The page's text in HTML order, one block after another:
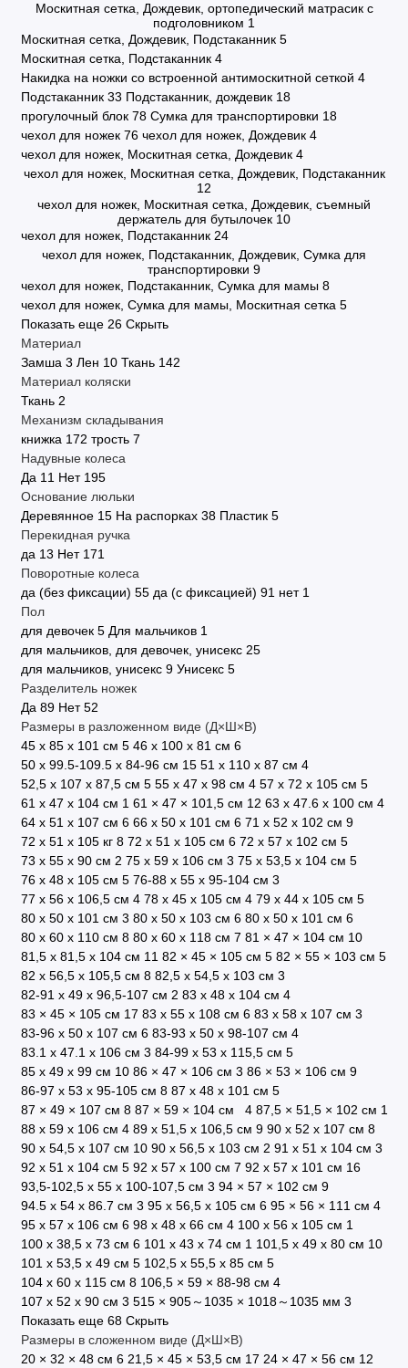
Москитная сетка, Дождевик, ортопедический матрасик с
подголовником 1
Москитная сетка, Дождевик, Подстаканник 5
Москитная сетка, Подстаканник 4
Накидка на ножки со встроенной антимоскитной сеткой 4
Подстаканник 33 Подстаканник, дождевик 18
прогулочный блок 78 Сумка для транспортировки 18
чехол для ножек 76 чехол для ножек, Дождевик 4
чехол для ножек, Москитная сетка, Дождевик 4
чехол для ножек, Москитная сетка, Дождевик, Подстаканник
12
чехол для ножек, Москитная сетка, Дождевик, съемный
держатель для бутылочек 10
чехол для ножек, Подстаканник 24
чехол для ножек, Подстаканник, Дождевик, Сумка для
транспортировки 9
чехол для ножек, Подстаканник, Сумка для мамы 8
чехол для ножек, Сумка для мамы, Москитная сетка 5
Показать еще 26 Скрыть
Материал
Замша 3 Лен 10 Ткань 142
Материал коляски
Ткань 2
Механизм складывания
книжка 172 трость 7
Надувные колеса
Да 11 Нет 195
Основание люльки
Деревянное 15 На распорках 38 Пластик 5
Перекидная ручка
да 13 Нет 171
Поворотные колеса
да (без фиксации) 55 да (с фиксацией) 91 нет 1
Пол
для девочек 5 Для мальчиков 1
для мальчиков, для девочек, унисекс 25
для мальчиков, унисекс 9 Унисекс 5
Разделитель ножек
Да 89 Нет 52
Размеры в разложенном виде (Д×Ш×В)
45 х 85 х 101 см 5 46 х 100 х 81 см 6
50 x 99.5-109.5 x 84-96 см 15 51 x 110 x 87 см 4
52,5 x 107 x 87,5 см 5 55 x 47 x 98 см 4 57 х 72 х 105 см 5
61 х 47 х 104 см 1 61 × 47 × 101,5 см 12 63 х 47.6 х 100 см 4
64 x 51 x 107 см 6 66 х 50 х 101 см 6 71 х 52 х 102 см 9
72 x 51 x 105 кг 8 72 x 51 x 105 см 6 72 х 57 х 102 см 5
73 х 55 х 90 см 2 75 x 59 x 106 см 3 75 х 53,5 х 104 см 5
76 х 48 х 105 см 5 76-88 х 55 х 95-104 см 3
77 х 56 х 106,5 см 4 78 x 45 x 105 см 4 79 х 44 х 105 см 5
80 x 50 x 101 см 3 80 x 50 x 103 см 6 80 х 50 х 101 см 6
80 х 60 х 110 см 8 80 х 60 х 118 см 7 81 × 47 × 104 см 10
81,5 x 81,5 x 104 см 11 82 × 45 × 105 см 5 82 × 55 × 103 см 5
82 х 56,5 х 105,5 см 8 82,5 х 54,5 х 103 см 3
82-91 х 49 х 96,5-107 см 2 83 x 48 x 104 см 4
83 × 45 × 105 см 17 83 х 55 х 108 см 6 83 х 58 х 107 см 3
83-96 х 50 х 107 см 6 83-93 х 50 х 98-107 см 4
83.1 x 47.1 x 106 cм 3 84-99 х 53 х 115,5 см 5
85 x 49 x 99 см 10 86 × 47 × 106 см 3 86 × 53 × 106 см 9
86-97 х 53 х 95-105 см 8 87 x 48 x 101 см 5
87 × 49 × 107 см 8 87 × 59 × 104 см 4 87,5 × 51,5 × 102 см 1
88 х 59 х 106 см 4 89 х 51,5 х 106,5 см 9 90 x 52 x 107 см 8
90 х 54,5 х 107 см 10 90 х 56,5 х 103 см 2 91 х 51 х 104 см 3
92 х 51 х 104 см 5 92 х 57 х 100 см 7 92 х 57 х 101 см 16
93,5-102,5 х 55 х 100-107,5 см 3 94 × 57 × 102 см 9
94.5 x 54 х 86.7 см 3 95 x 56,5 x 105 см 6 95 × 56 × 111 см 4
95 х 57 х 106 см 6 98 х 48 х 66 см 4 100 х 56 х 105 см 1
100 х 38,5 х 73 см 6 101 х 43 х 74 см 1 101,5 х 49 x 80 см 10
101 х 53,5 х 49 см 5 102,5 x 55,5 x 85 см 5
104 х 60 х 115 см 8 106,5 × 59 × 88-98 см 4
107 х 52 х 90 см 3 515 × 905～1035 × 1018～1035 мм 3
Показать еще 68 Скрыть
Размеры в сложенном виде (Д×Ш×В)
20 × 32 × 48 см 6 21,5 × 45 × 53,5 см 17 24 × 47 × 56 см 12